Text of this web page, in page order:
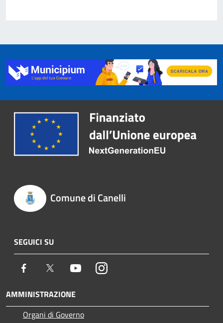
Comune di Canelli
SEGUICI SU
Facebook Twitter YoutubeInstagram
AMMINISTRAZIONE
Organi di Governo